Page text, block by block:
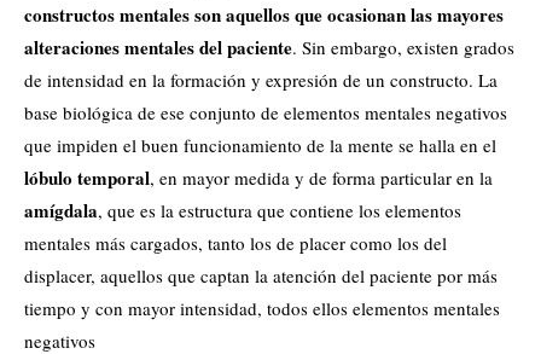
constructos mentales son aquellos que ocasionan las mayores
alteraciones mentales del paciente. Sin embargo, existen grados
de intensidad en la formación y expresión de un constructo. La
base biológica de ese conjunto de elementos mentales negativos
que impiden el buen funcionamiento de la mente se halla en el
lóbulo temporal, en mayor medida y de forma particular en la
amígdala, que es la estructura que contiene los elementos
mentales más cargados, tanto los de placer como los del
displacer, aquellos que captan la atención del paciente por más
tiempo y con mayor intensidad, todos ellos elementos mentales
negativos